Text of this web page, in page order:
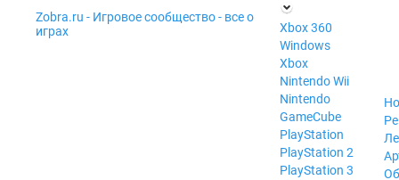
Zobra.ru - Игровое сообщество - все о
играх
П
ла
т
ф
ор
м
ы
Xbox 360
Windows
Xbox
Nintendo Wii
Nintendo
GameCube
PlayStation
PlayStation 2
PlayStation 3